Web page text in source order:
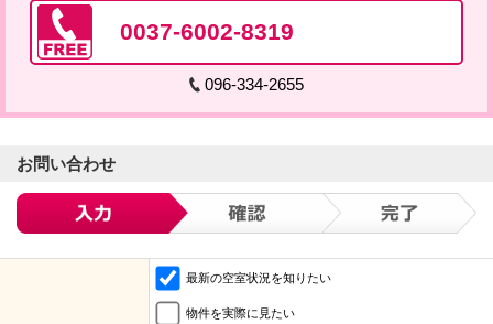
0037-6002-8319
096-334-2655
お問い合わせ
最新の空室状況を知りたい
物件を実際に見たい